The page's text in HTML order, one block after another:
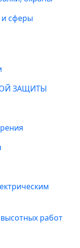
сферы
ЗАЩИТЫ
работ